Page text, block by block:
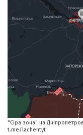
"Сіра зона" на
t.me/lachentyt